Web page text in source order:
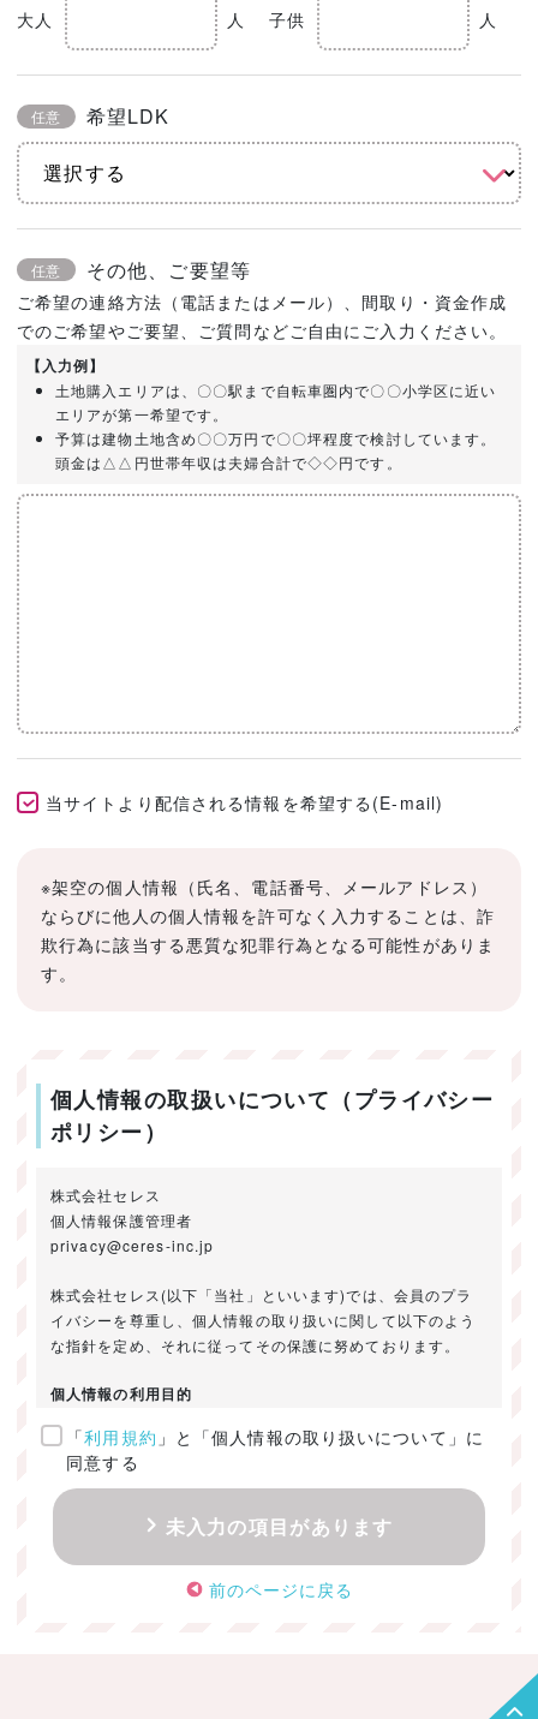
大人 人 子供 人
任意 希望LDK
任意 その他、ご要望等
ご希望の連絡方法（電話またはメール）、間取り・資金作成
でのご希望やご要望、ご質問などご自由にご入力ください。
【入力例】
土地購入エリアは、〇〇駅まで自転車圏内で〇〇小学区に近い
エリアが第一希望です。
予算は建物土地含め〇〇万円で〇〇坪程度で検討しています。
頭金は△△円世帯年収は夫婦合計で◇◇円です。
当サイトより配信される情報を希望する(E-mail)
※架空の個人情報（氏名、電話番号、メールアドレス）
ならびに他人の個人情報を許可なく入力することは、詐
欺行為に該当する悪質な犯罪行為となる可能性がありま
す。
個人情報の取扱いについて（プライバシー
ポリシー）
株式会社セレス
個人情報保護管理者
privacy@ceres-inc.jp
株式会社セレス(以下「当社」といいます)では、会員のプラ
イバシーを尊重し、個人情報の取り扱いに関して以下のよう
な指針を定め、それに従ってその保護に努めております。
個人情報の利用目的
ご提供いただきました個人情報は、以下のためにのみ利用い
たします。
・お問い合わせに対する回答及び資料送付のご連絡
・当社のお客様向けサービスの提供
・本人確認
・サービスの開発・改善のための分析
「利用規約 」と「個人情報の取り扱いについて」に
同意する
未入力の項目があります
前のページに戻る